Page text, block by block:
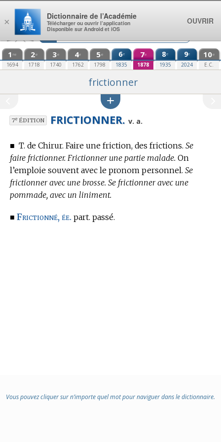
Aller au contenu
1 re
1694
2e
1718
3e
1740
4e
1762
5e
1798
6e
1835
7e
1878
8e
1935
9e
2024
10e
E.C.
frictionner
7eÉDITION FRICTIONNER. v. a.
■ T. de Chirur. Faire une friction, des frictions. Se
faire frictionner. Frictionner une partie malade. On
l’emploie souvent avec le pronom personnel. Se
frictionner avec une brosse. Se frictionner avec une
pommade, avec un liniment.
■ Frictionné, ée. part. passé.
Vous pouvez cliquer sur n’importe quel mot pour naviguer dans le dictionnaire.
×
Dictionnaire de l’Académie
Télécharger ou ouvrir l’application
Disponible sur Android et iOS
OUVRIR